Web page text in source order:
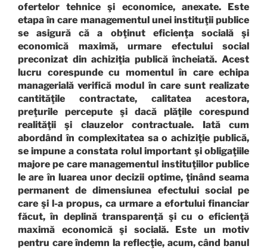
ofertelor tehnice şi economice, anexate. Este
etapa în care managementul unei instituţii publice
se asigură că a obţinut eficienţa socială şi
economică maximă, urmare efectului social
preconizat din achiziţia publică încheiată. Acest
lucru corespunde cu momentul în care echipa
managerială verifică modul în care sunt realizate
cantităţile contractate, calitatea acestora,
preţurile percepute şi dacă plăţile corespund
realităţii şi clauzelor contractuale. Iată cum
abordând în complexitatea sa o achiziţie publică,
se impune a constata rolul important şi obligaţiile
majore pe care managementul instituţiilor publice
le are în luarea unor decizii optime, ţinând seama
permanent de dimensiunea efectului social pe
care şi l-a propus, ca urmare a efortului financiar
făcut, în deplină transparenţă şi cu o eficienţă
maximă economică şi socială. Este un motiv
pentru care îndemn la reflecţie, acum, când banul